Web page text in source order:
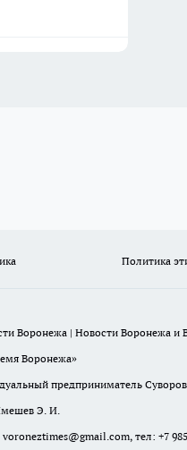
Политика
Воронежа | Новости Воронежа и
Воронежа»
предприниматель
Э. И.
тел: +7 985